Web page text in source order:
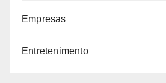
Empresas
Entretenimento